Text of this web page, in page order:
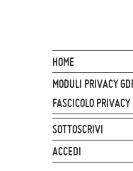
HOME
MODULI PRIVACY
FASCICOLO PRIVACY
SOTTOSCRIVI
ACCEDI